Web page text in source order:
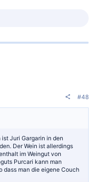
#48
Juri Gargarin in den
Der Wein ist allerdings
im Weingut von
Purcari kann man
dass man die eigene Couch